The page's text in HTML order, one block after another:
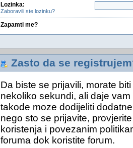
Lozinka:
Zaboravili ste lozinku?
Zapamti me?
Zasto da se
Da biste se prijavili, morate
nekoliko sekundi, ali daje
takode moze dodijeliti
nego sto se prijavite,
koristenja i povezanim
foruma dok koristite forum.